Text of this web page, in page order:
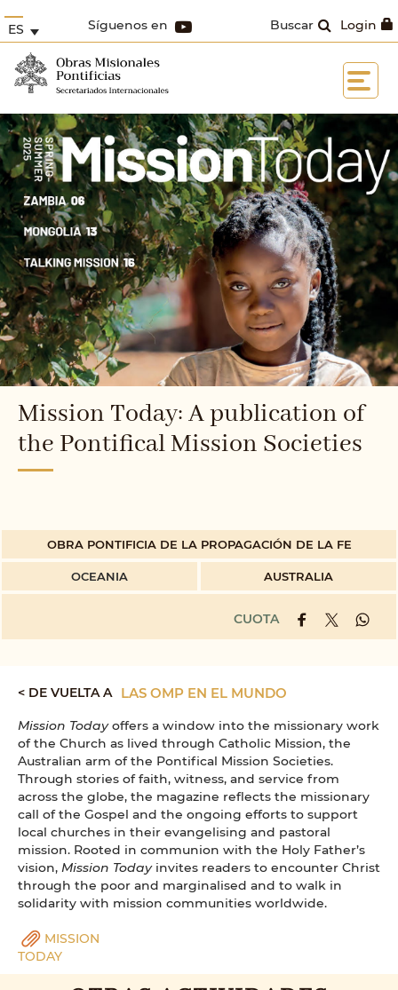
Login
Buscar
Síguenos en
ES
Mission Today: A publication of
the Pontifical Mission Societies
OBRA PONTIFICIA DE LA PROPAGACIÓN DE LA FE
OCEANIA AUSTRALIA
CUOTA
< DE VUELTA A LAS OMP EN EL MUNDO
Mission Todayoffers a window into the missionary work
of the Church as lived through Catholic Mission, the
Australian arm of the Pontifical Mission Societies.
Through stories of faith, witness, and service from
across the globe, the magazine reflects the missionary
call of the Gospel and the ongoing efforts to support
local churches in their evangelising and pastoral
mission. Rooted in communion with the Holy Father’s
vision, Mission Todayinvites readers to encounter Christ
through the poor and marginalised and to walk in
solidarity with mission communities worldwide.
MISSION
TODAY